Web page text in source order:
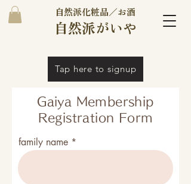
自然派化粧品／お酒
自然派がいや
Tap here to signup
Gaiya Membership
Registration Form
family name